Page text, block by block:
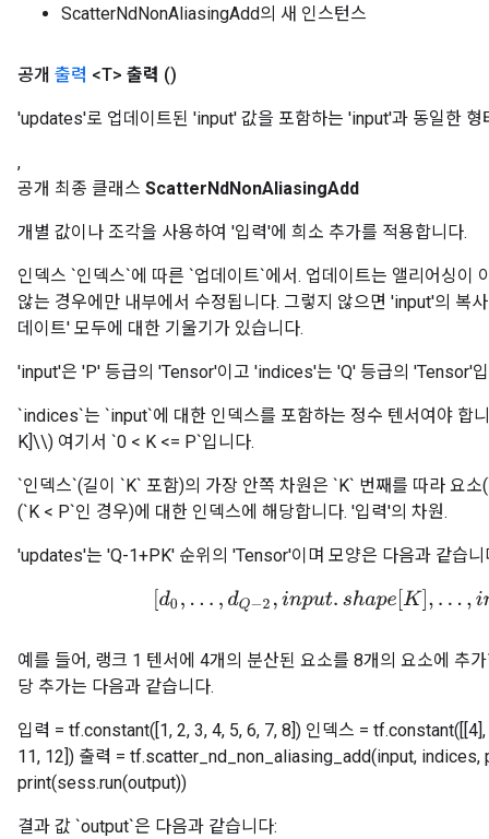
ScatterNdNonAliasingAdd의 새 인스턴스
공개 출력 <T> 출력 ()
'updates'로 업데이트된 'input' 값을 포함하는 'input'과 동일한 형
,
공개 최종 클래스 ScatterNdNonAliasingAdd
개별 값이나 조각을 사용하여 '입력'에 희소 추가를 적용합니다.
인덱스 `인덱스`에 따른 `업데이트`에서. 업데이트는 앨리어싱이
않는 경우에만 내부에서 수정됩니다. 그렇지 않으면 'input'의 복
데이트' 모두에 대한 기울기가 있습니다.
'input'은 'P' 등급의 'Tensor'이고 'indices'는 'Q' 등급의 'Tensor'
`indices`는 `input`에 대한 인덱스를 포함하는 정수 텐서여야 합
K]\\) 여기서 `0 < K <= P`입니다.
`인덱스`(길이 `K` 포함)의 가장 안쪽 차원은 `K` 번째를 따라 요
(`K < P`인 경우)에 대한 인덱스에 해당합니다. '입력'의 차원.
'updates'는 'Q-1+PK' 순위의 'Tensor'이며 모양은 다음과 같습니
[d0,.. ., dQ−2,input.shap e[K ], .. input.
예를 들어, 랭크 1 텐서에 4개의 분산된 요소를 8개의 요소에 추
당 추가는 다음과 같습니다.
입력 = tf.constant([1, 2, 3, 4, 5, 6, 7, 8]) 인덱스 =
11, 12]) 출력 = tf.scatter_nd_non_aliasing_add(input,
print(sess.run(output))
결과 값 `output`은 다음과 같습니다: